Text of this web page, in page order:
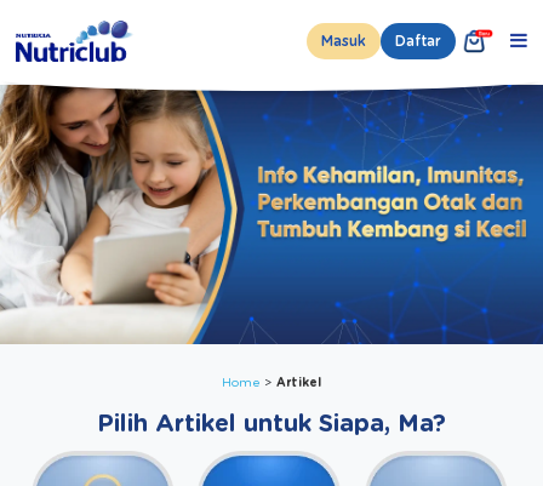
Masuk Daftar
Home Artikel
Pilih Artikel untuk Siapa, Ma?